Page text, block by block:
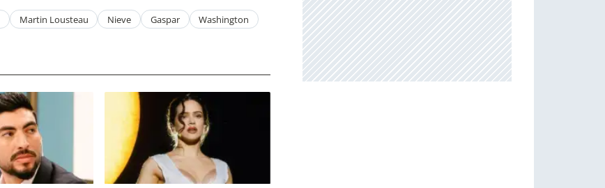
Martin Lousteau Nieve Gaspar Washington